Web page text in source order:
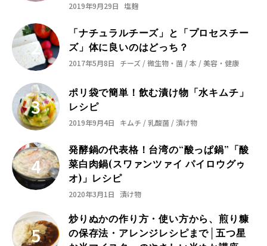
2019年9月29日 塩麹
「ナチュラルチーズ」と「プロセスチー
ズ」体に良いのはどっち？
2017年5月8日 チーズ / 微生物・菌 / 本 / 美容・健康
ポリ袋で簡単！飲む漬け物「水キムチ」
レシピ
2019年9月4日 キムチ / 乳酸菌 / 漬け物
発酵鍋の代表格！台湾の“酸っぱ鍋”「酸
菜白肉鍋(スワァンツァイ パイロウグゥ
オ)」レシピ
2020年3月1日 漬け物
炒りぬかの作り方・使い方から、煎り糠
の保存法・アレンジレシピまで│五つ星